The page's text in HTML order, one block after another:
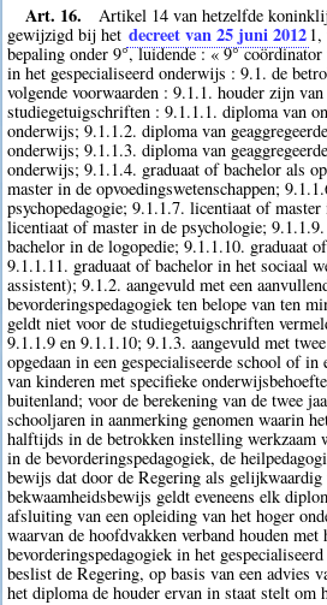
Art. 16.
Artikel 14 van hetzelfde
gewijzigd bij het decreet van 25 juni 2012 1,
bepaling onder 9°, luidende : « 9°
in het gespecialiseerd onderwijs : 9.1. de
volgende voorwaarden : 9.1.1. houder zijn van
studiegetuigschriften : 9.1.1.1. diploma van
onderwijs; 9.1.1.2. diploma van
onderwijs; 9.1.1.3. diploma van
onderwijs; 9.1.1.4. graduaat of bachelor als
master in de opvoedingswetenschappen;
psychopedagogie; 9.1.1.7. licentiaat of
licentiaat of master in de psychologie;
bachelor in de logopedie; 9.1.1.10. graduaat
9.1.1.11. graduaat of bachelor in het sociaal
assistent); 9.1.2. aangevuld met een
bevorderingspedagogiek ten belope van ten
geldt niet voor de studiegetuigschriften
9.1.1.9 en 9.1.1.10; 9.1.3. aangevuld met
opgedaan in een gespecialiseerde school of
van kinderen met specifieke
buitenland; voor de berekening van de twee
schooljaren in aanmerking genomen waarin
halftijds in de betrokken instelling werkzaam
in de bevorderingspedagogiek, de
bewijs dat door de Regering als
bekwaamheidsbewijs geldt eveneens elk
afsluiting van een opleiding van het hoger
waarvan de hoofdvakken verband houden
bevorderingspedagogiek in het
beslist de Regering, op basis van een advies
het diploma de houder ervan in staat stelt om